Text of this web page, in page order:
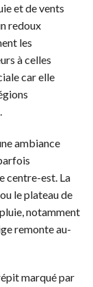
et de vents
redoux
les
à celles
car elle
ambiance
centre-est. La
le plateau de
notamment
remonte au-
marqué par